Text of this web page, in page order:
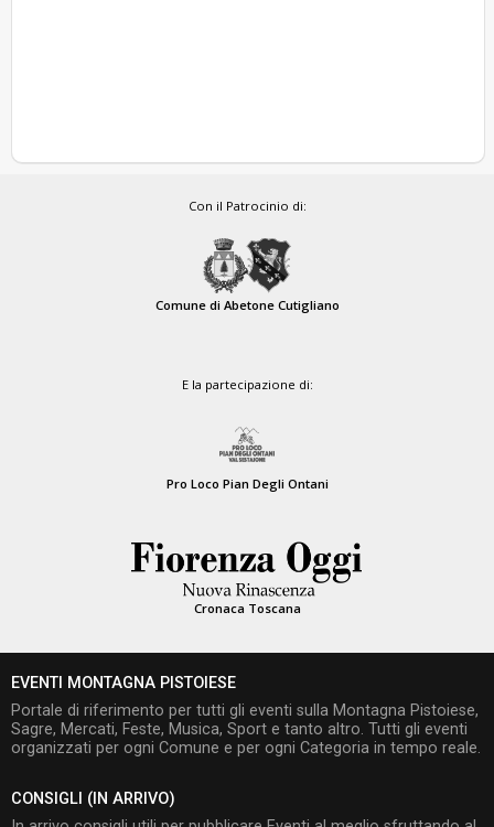
Con il Patrocinio di:
Comune di Abetone Cutigliano
E la partecipazione di:
Pro Loco Pian Degli Ontani
Cronaca Toscana
EVENTI MONTAGNA PISTOIESE
Portale di riferimento per tutti gli eventi sulla Montagna Pistoiese,
Sagre, Mercati, Feste, Musica, Sport e tanto altro. Tutti gli eventi
organizzati per ogni Comune e per ogni Categoria in tempo reale.
CONSIGLI (IN ARRIVO)